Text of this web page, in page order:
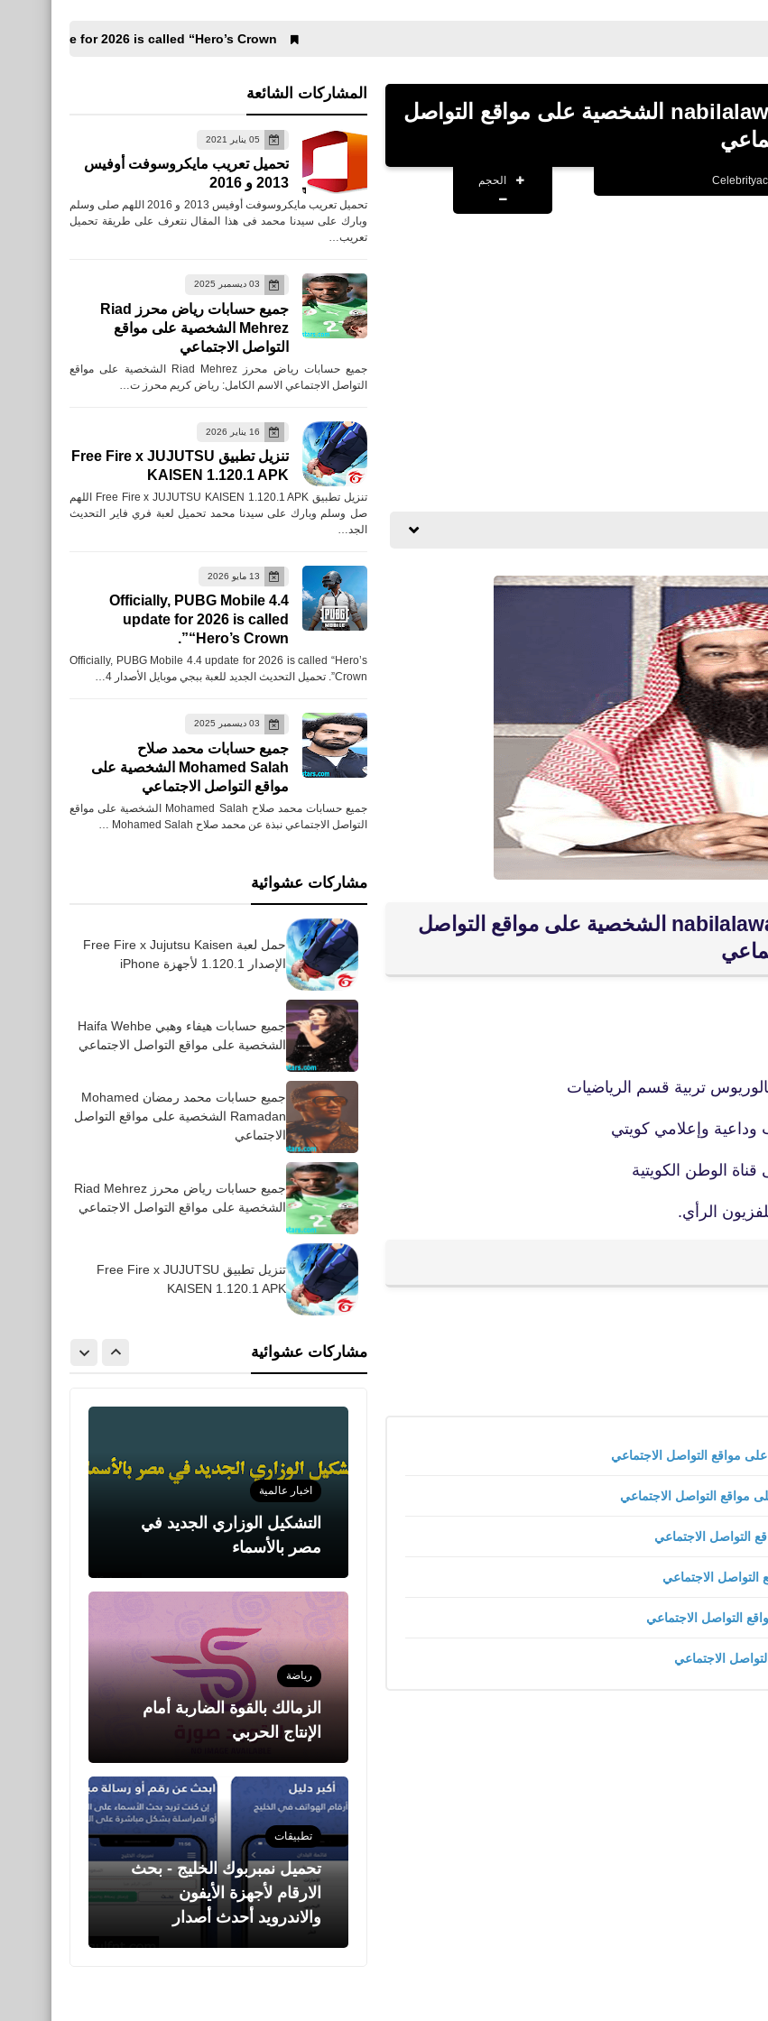
Mobile 4.4 update for 2026 is called “Hero’s Crown”.
جميع حسابات الشيخ نبيل العوضي nabilalawadhy الشخصية على مواقع التواصل
الحجم
جميع حسابات الشيخ نبيل العوضي nabilalawadhy الشخصية على مواقع التواصل
تربية قسم الرياضيات
وإعلامي كويتي
الوطن الكويتية
الرأي.
المشاركات الشائعة
05 يناير 2021
تحميل تعريب مايكروسوفت أوفيس
2013 و 2016
تحميل تعريب مايكروسوفت أوفيس 2013 و 2016 اللهم صلى وسلم
وبارك على سيدنا محمد فى هذا المقال نتعرف على طريقة تحميل
تعريب…
03 ديسمبر 2025
جميع حسابات رياض محرز Riad
Mehrez الشخصية على مواقع
التواصل الاجتماعي
جميع حسابات رياض محرز Riad Mehrez الشخصية على مواقع
التواصل الاجتماعي الاسم الكامل: رياض كريم محرز ت…
16 يناير 2026
تنزيل تطبيق Free Fire x JUJUTSU
KAISEN 1.120.1 APK
تنزيل تطبيق Free Fire x JUJUTSU KAISEN 1.120.1 APK اللهم
صل وسلم وبارك على سيدنا محمد تحميل لعبة فري فاير التحديث
الجد…
13 مايو 2026
Officially, PUBG Mobile 4.4
update for 2026 is called
“Hero’s Crown”.
Officially, PUBG Mobile 4.4 update for 2026 is called “Hero’s
Crown”. تحميل التحديث الجديد للعبة ببجي موبايل الأصدار 4…
03 ديسمبر 2025
جميع حسابات محمد صلاح
Mohamed Salah الشخصية على
مواقع التواصل الاجتماعي
جميع حسابات محمد صلاح Mohamed Salah الشخصية على مواقع
التواصل الاجتماعي نبذة عن محمد صلاح Mohamed Salah …
مشاركات عشوائية
حمل لعبة Free Fire x Jujutsu Kaisen
الإصدار 1.120.1 لأجهزة iPhone
جميع حسابات هيفاء وهبي Haifa Wehbe
الشخصية على مواقع التواصل الاجتماعي
جميع حسابات محمد رمضان Mohamed
Ramadan الشخصية على مواقع التواصل
الاجتماعي
جميع حسابات رياض محرز Riad Mehrez
الشخصية على مواقع التواصل الاجتماعي
تنزيل تطبيق Free Fire x JUJUTSU
KAISEN 1.120.1 APK
مشاركات عشوائية
رياضة
ملخص ونتيجة ليفربول و
للأندية 2019
اخبار عالمية
التشكيل الوزاري الجديد في
مصر بالأسماء
23 ديسمبر 2019
رياضة
الزمالك بالقوة الضاربة أمام
الإنتاج الحربي
تحميل نمبربوك الخليج - بحث
الارقام لأجهزة الأيفون
والاندرويد أحدث أصدار
22 ديسمبر 2019
العاب
متطلبات تشغيل لعبة ايرون
سايت Iron Sight للكمبيوتر
رياضة
ملخص ونتيجة ليفربول و
للأندية 2019
اخبار عالمية
التشكيل الوزاري الجديد في
مصر بالأسماء
رياضة
الزمالك بالقوة الضاربة أمام
الإنتاج الحربي
تطبيقات
تحميل نمبربوك الخليج - بحث
الارقام لأجهزة الأيفون
والاندرويد أحدث أصدار